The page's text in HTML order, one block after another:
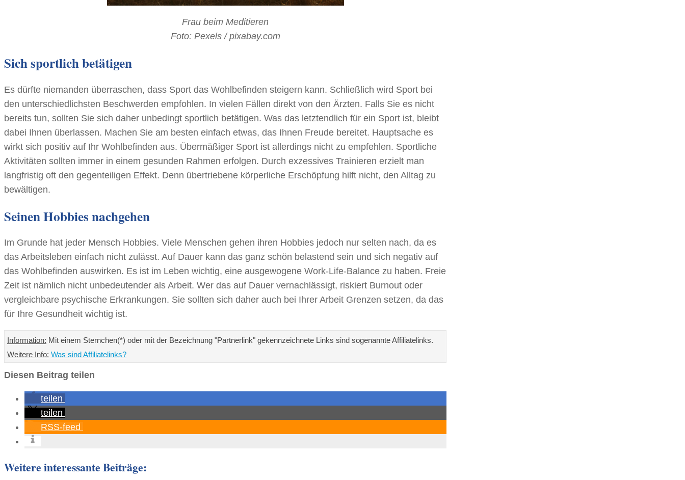
Frau beim Meditieren
Foto: Pexels / pixabay.com
Sich sportlich betätigen
Es dürfte niemanden überraschen, dass Sport das Wohlbefinden steigern kann. Schließlich wird Sport bei
den unterschiedlichsten Beschwerden empfohlen. In vielen Fällen direkt von den Ärzten. Falls Sie es nicht
bereits tun, sollten Sie sich daher unbedingt sportlich betätigen. Was das letztendlich für ein Sport ist, bleibt
dabei Ihnen überlassen. Machen Sie am besten einfach etwas, das Ihnen Freude bereitet. Hauptsache es
wirkt sich positiv auf Ihr Wohlbefinden aus. Übermäßiger Sport ist allerdings nicht zu empfehlen. Sportliche
Aktivitäten sollten immer in einem gesunden Rahmen erfolgen. Durch exzessives Trainieren erzielt man
langfristig oft den gegenteiligen Effekt. Denn übertriebene körperliche Erschöpfung hilft nicht, den Alltag zu
bewältigen.
Seinen Hobbies nachgehen
Im Grunde hat jeder Mensch Hobbies. Viele Menschen gehen ihren Hobbies jedoch nur selten nach, da es
das Arbeitsleben einfach nicht zulässt. Auf Dauer kann das ganz schön belastend sein und sich negativ auf
das Wohlbefinden auswirken. Es ist im Leben wichtig, eine ausgewogene Work-Life-Balance zu haben. Freie
Zeit ist nämlich nicht unbedeutender als Arbeit. Wer das auf Dauer vernachlässigt, riskiert Burnout oder
vergleichbare psychische Erkrankungen. Sie sollten sich daher auch bei Ihrer Arbeit Grenzen setzen, da das
für Ihre Gesundheit wichtig ist.
Information: Mit einem Sternchen(*) oder mit der Bezeichnung "Partnerlink" gekennzeichnete Links sind sogenannte Affiliatelinks.
Weitere Info: Was sind Affiliatelinks?
Diesen Beitrag teilen
teilen
teilen
RSS-feed
Weitere interessante Beiträge: